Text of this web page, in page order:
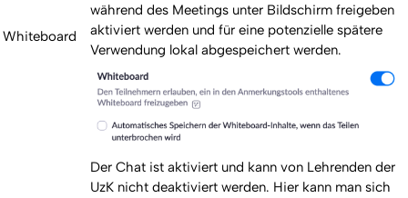
Whiteboard
während des Meetings unter Bildschirm freigeben
aktiviert werden und für eine potenzielle spätere
Verwendung lokal abgespeichert werden.
Der Chat ist aktiviert und kann von Lehrenden der
UzK nicht deaktiviert werden. Hier kann man sich